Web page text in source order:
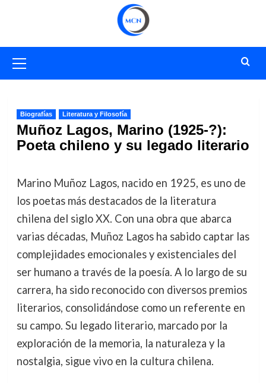
primario
Biografías Literatura y Filosofía
Muñoz Lagos, Marino (1925-?):
Poeta chileno y su legado literario
Marino Muñoz Lagos, nacido en 1925, es uno de
los poetas más destacados de la literatura
chilena del siglo XX. Con una obra que abarca
varias décadas, Muñoz Lagos ha sabido captar las
complejidades emocionales y existenciales del
ser humano a través de la poesía. A lo largo de su
carrera, ha sido reconocido con diversos premios
literarios, consolidándose como un referente en
su campo. Su legado literario, marcado por la
exploración de la memoria, la naturaleza y la
nostalgia, sigue vivo en la cultura chilena.